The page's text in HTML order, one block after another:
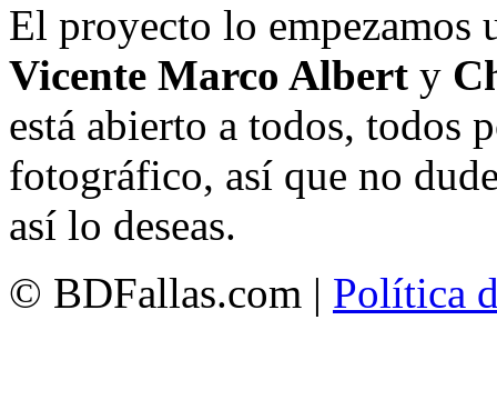
El proyecto lo empezamos
Vicente Marco Albert y
está abierto a todos, todos
fotográfico, así que no
así lo deseas.
© BDFallas.com | Política